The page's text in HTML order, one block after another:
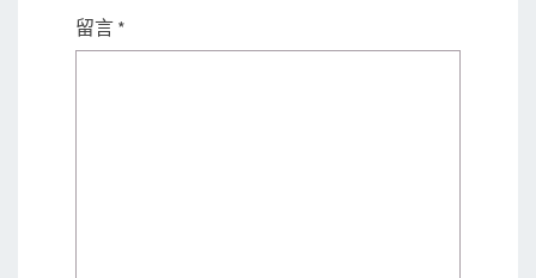
留言 *